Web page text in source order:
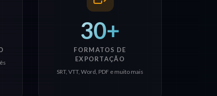
30+
FORMATOS DE
EXPORTAÇÃO
SRT, VTT, Word, PDF e muito mais